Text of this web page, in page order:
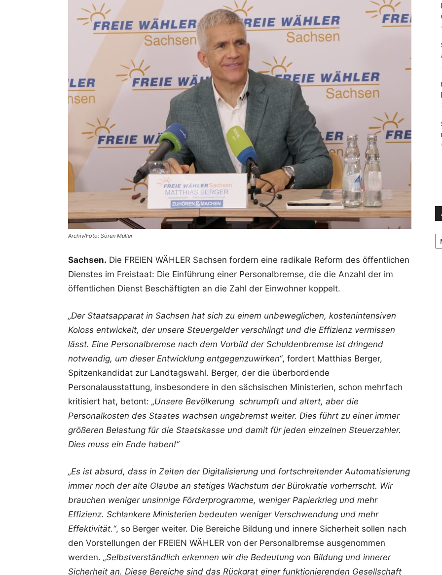
Archiv/Foto: Sören Müller
Sachsen. Die FREIEN WÄHLER Sachsen fordern eine radikale Reform des öffentlichen
Dienstes im Freistaat: Die Einführung einer Personalbremse, die die Anzahl der im
öffentlichen Dienst Beschäftigten an die Zahl der Einwohner koppelt.
„Der Staatsapparat in Sachsen hat sich zu einem unbeweglichen, kostenintensiven
Koloss entwickelt, der unsere Steuergelder verschlingt und die Effizienz vermissen
lässt. Eine Personalbremse nach dem Vorbild der Schuldenbremse ist dringend
notwendig, um dieser Entwicklung entgegenzuwirken“, fordert Matthias Berger,
Spitzenkandidat zur Landtagswahl. Berger, der die überbordende
Personalausstattung, insbesondere in den sächsischen Ministerien, schon mehrfach
kritisiert hat, betont: „Unsere Bevölkerung schrumpft und altert, aber die
Personalkosten des Staates wachsen ungebremst weiter. Dies führt zu einer immer
größeren Belastung für die Staatskasse und damit für jeden einzelnen Steuerzahler.
Dies muss ein Ende haben!“
„Es ist absurd, dass in Zeiten der Digitalisierung und fortschreitender Automatisierung
immer noch der alte Glaube an stetiges Wachstum der Bürokratie vorherrscht. Wir
brauchen weniger unsinnige Förderprogramme, weniger Papierkrieg und mehr
Effizienz. Schlankere Ministerien bedeuten weniger Verschwendung und mehr
Effektivität.“, so Berger weiter. Die Bereiche Bildung und innere Sicherheit sollen nach
den Vorstellungen der FREIEN WÄHLER von der Personalbremse ausgenommen
werden. „Selbstverständlich erkennen wir die Bedeutung von Bildung und innerer
Sicherheit an. Diese Bereiche sind das Rückgrat einer funktionierenden Gesellschaft